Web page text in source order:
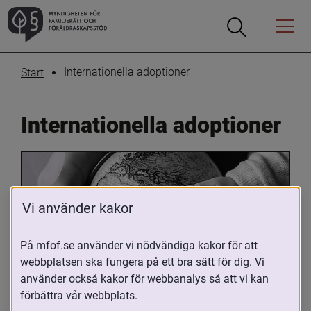
Öppna
Öppna
Menyn
Start Internationella adoptioner
Internationella adoptioner
Oavsett om du är adopterad,
adoptivförälder eller arbetar med
Vi använder kakor
På mfof.se använder vi nödvändiga kakor för att
webbplatsen ska fungera på ett bra sätt för dig. Vi
använder också kakor för webbanalys så att vi kan
förbättra vår webbplats.